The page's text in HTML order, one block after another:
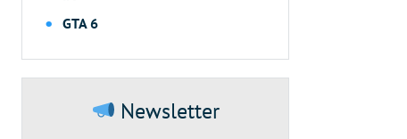
GTA 6
Newsletter